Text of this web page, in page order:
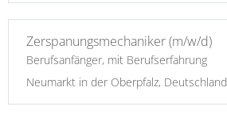
Zerspanungsmechaniker (m/w/d)
Berufsanfänger, mit Berufserfahrung
Neumarkt in der Oberpfalz, Deutschland